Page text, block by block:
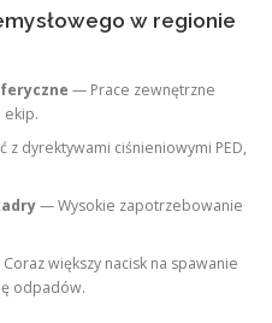
w regionie
— Prace zewnętrzne
ekip.
z dyrektywami ciśnieniowymi PED,
— Wysokie zapotrzebowanie
większy nacisk na spawanie
odpadów.